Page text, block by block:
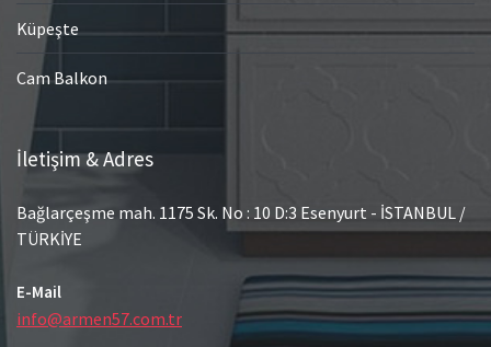
Küpeşte
Cam Balkon
İletişim & Adres
Bağlarçeşme mah. 1175 Sk. No : 10 D:3 Esenyurt - İSTANBUL /
TÜRKİYE
E-Mail
info@armen57.com.tr